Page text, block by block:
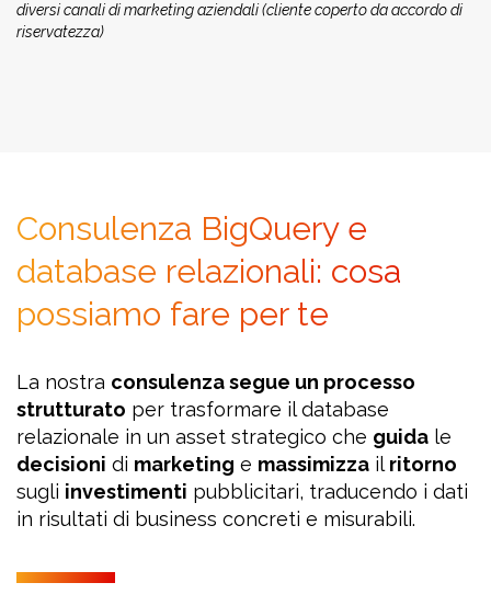
diversi canali di marketing aziendali (cliente coperto da accordo di
riservatezza)
Consulenza BigQuery e
database relazionali: cosa
possiamo fare per te
La nostra consulenza segue un processo
strutturato per trasformare il database
relazionale in un asset strategico che guida le
decisioni di marketing e massimizza ilritorno
sugli investimenti pubblicitari, traducendo i dati
in risultati di business concreti e misurabili.